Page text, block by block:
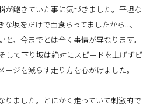
が飽きていた事に気づきました。平坦な
坂をだけで面食らってましたから...。
、今までとは全く事情が異なります。
して下り坂は絶対にスピードを上げずピ
ジを減らす走り方を心がけました。
りました。とにかく走っていて刺激的で